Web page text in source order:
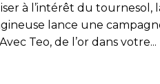
à l’intérêt du tournesol,
lance une
Teo, de l’or dans votre...